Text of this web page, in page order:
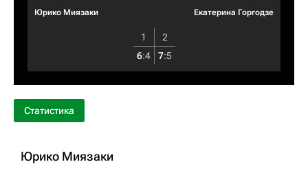
Юрико Миязаки Екатерина Горгодзе
1
2
6:4 7:5
Статистика
Юрико Миязаки